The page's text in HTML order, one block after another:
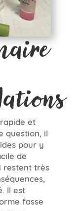
et
question, il
pour y
de
restent très
Il est
fasse